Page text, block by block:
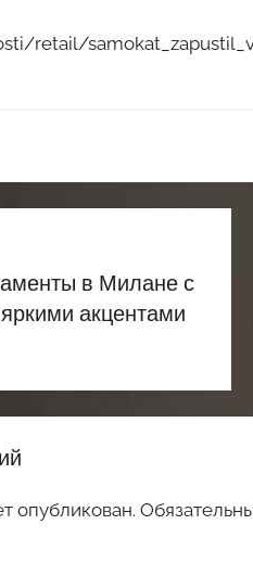
retail/
в Милане с
акцентами
опубликован.